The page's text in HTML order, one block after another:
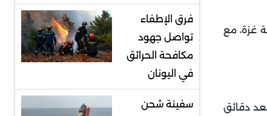
غزة، مع
دقائق
فرق الإطفاء
تواصل جهود
مكافحة الحرائق
في اليونان
سفينة شحن